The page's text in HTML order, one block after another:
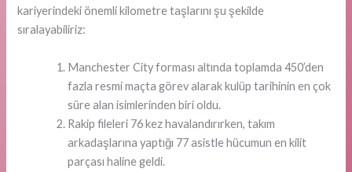
kariyerindeki önemli kilometre taşlarını şu şekilde
sıralayabiliriz:
Manchester City forması altında toplamda 450’den
fazla resmi maçta görev alarak kulüp tarihinin en çok
süre alan isimlerinden biri oldu.
Rakip fileleri 76 kez havalandırırken, takım
arkadaşlarına yaptığı 77 asistle hücumun en kilit
parçası haline geldi.